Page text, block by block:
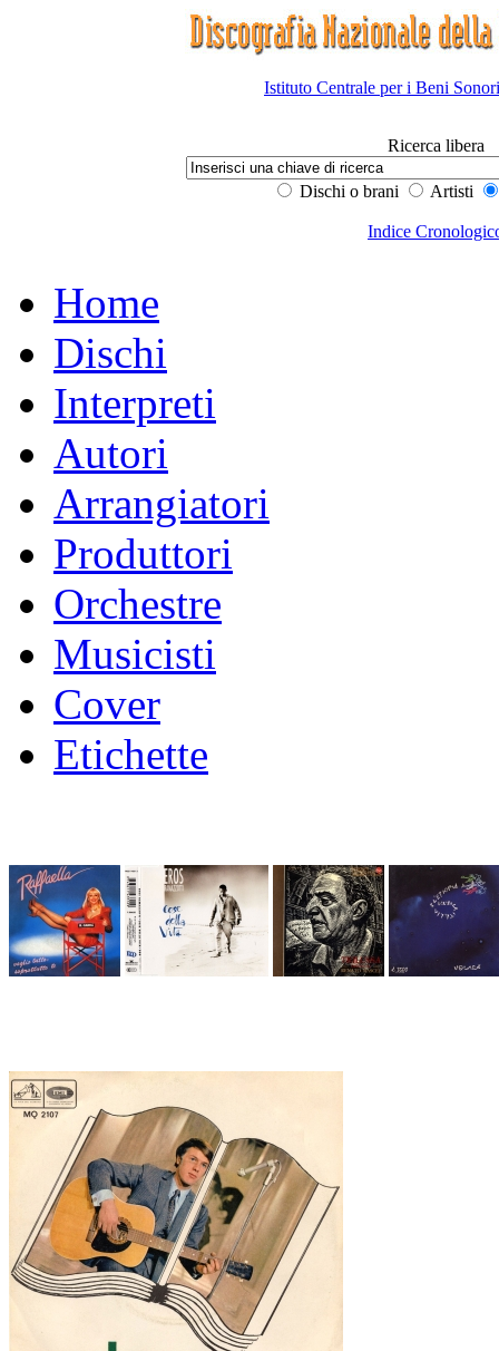
Istituto Centrale per i Beni
Ricerca libera
Dischi o brani Artisti
Indice
Home
Dischi
Interpreti
Autori
Arrangiatori
Produttori
Orchestre
Musicisti
Cover
Etichette